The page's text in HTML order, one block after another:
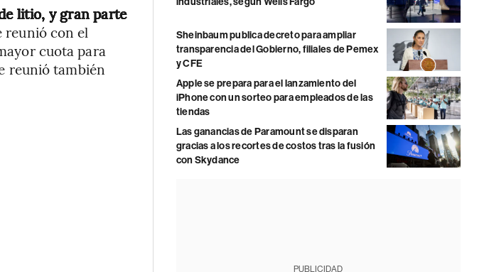
litio, y gran parte
reunió con el
cuota para
reunió también
Sheinbaum publica decreto para ampliar
transparencia del Gobierno, filiales de Pemex
y CFE
Apple se prepara para el lanzamiento del
iPhone con un sorteo para empleados de las
tiendas
Las ganancias de Paramount se disparan
gracias a los recortes de costos tras la fusión
con Skydance
PUBLICIDAD